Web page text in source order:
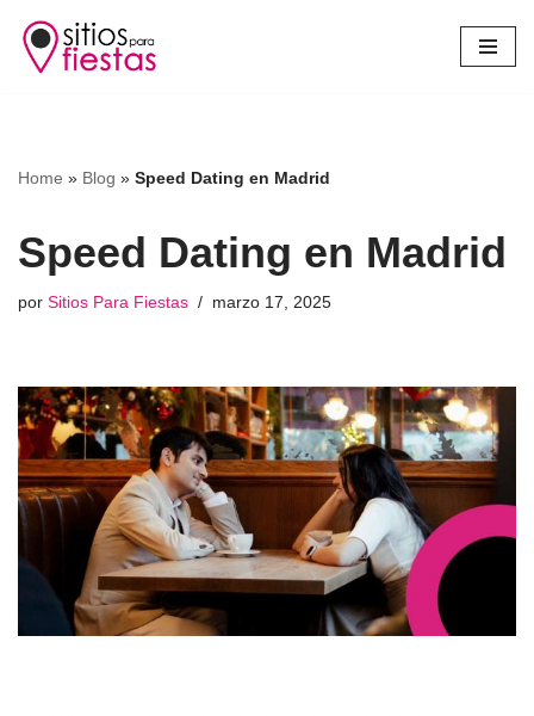
Saltar
Home » Blog » Speed Dating en Madrid
Speed Dating en Madrid
por Sitios Para Fiestas marzo 17, 2025